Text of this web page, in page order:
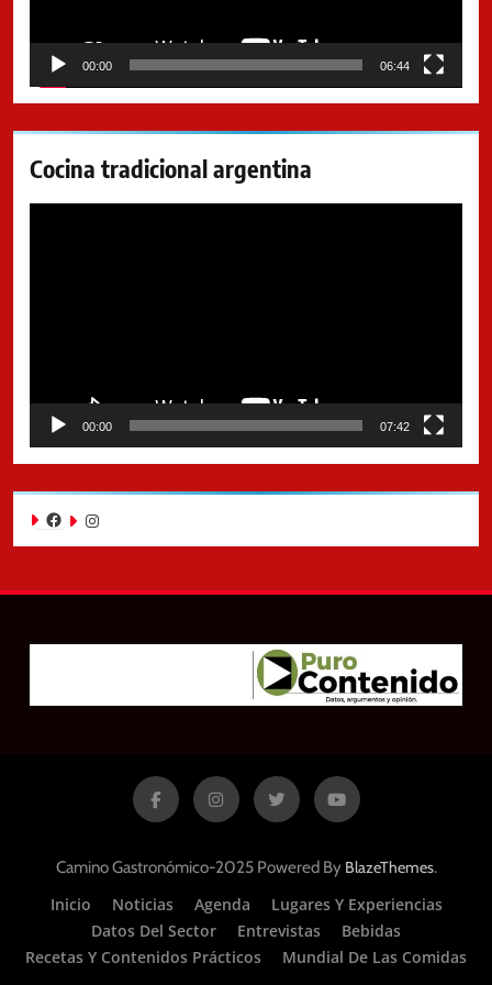
00:00 06:44
Cocina tradicional argentina
00:00 07:42
FacebookInstagram
Camino Gastronómico-2025 Powered By BlazeThemes.
Inicio
Noticias Agenda
Lugares Y Experiencias
Datos Del Sector
Entrevistas
Bebidas
Recetas Y Contenidos Prácticos
Mundial De Las Comidas